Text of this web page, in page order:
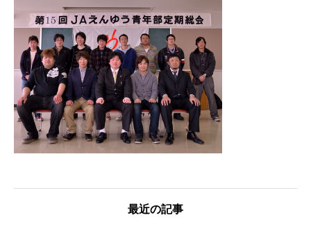
最近の記事